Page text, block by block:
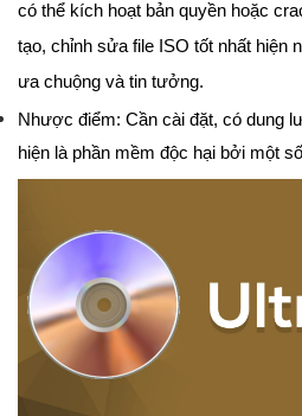
có thể kích hoạt bản quyền hoặc
tạo, chỉnh sửa file ISO tốt nhất hiện
ưa chuộng và tin tưởng.
Nhược điểm: Cần cài đặt, có dung
hiện là phần mềm độc hại bởi một